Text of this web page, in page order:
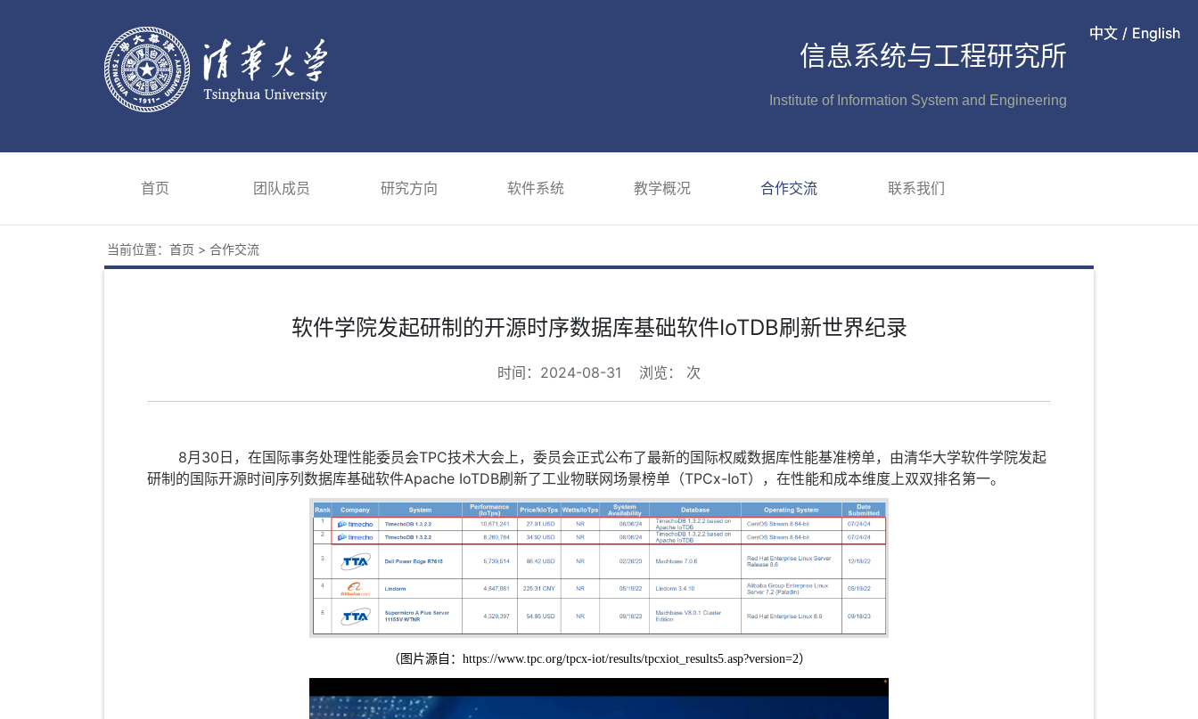
信息系统与工程研究所
Institute of Information System and Engineering
中文 / English
首页 团队成员 研究方向 软件系统 教学概况 合作交流 联系我们
中文 / English
当前位置： 首页 > 合作交流
软件学院发起研制的开源时序数据库基础软件IoTDB刷新世界纪录
时间：2024-08-31 浏览： 次
8月30日，在国际事务处理性能委员会TPC技术大会上，委员会正式公布了最新的国际权威数据库性能基准榜单，由清华大学软件学院发起
研制的国际开源时间序列数据库基础软件Apache IoTDB刷新了工业物联网场景榜单（TPCx-IoT），在性能和成本维度上双双排名第一。
（图片源自：https://www.tpc.org/tpcx-iot/results/tpcxiot_results5.asp?version=2）